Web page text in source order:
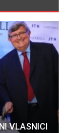
VLASNICI